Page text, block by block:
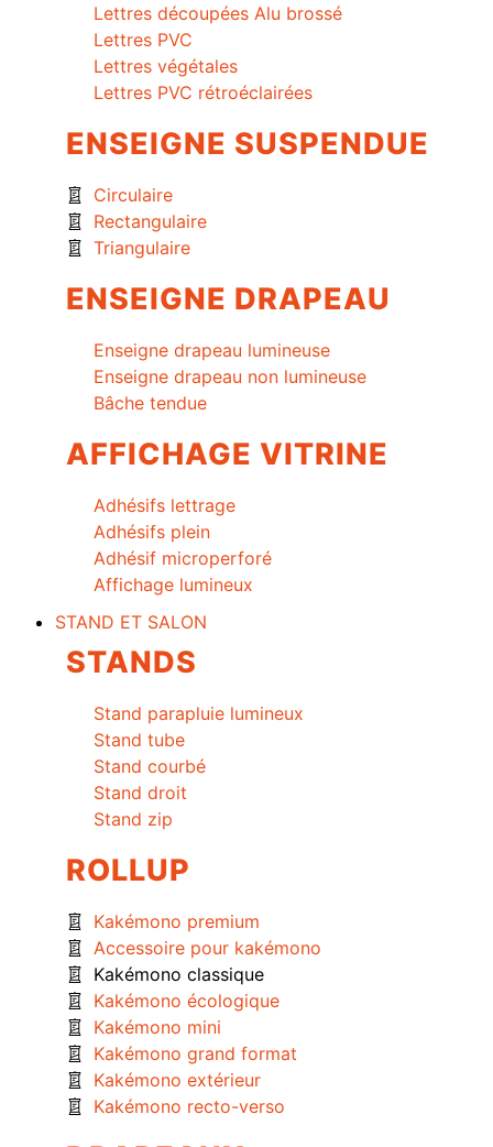
Lettres découpées Alu brossé
Lettres PVC
Lettres végétales
Lettres PVC rétroéclairées
ENSEIGNE SUSPENDUE
Circulaire
Rectangulaire
Triangulaire
ENSEIGNE DRAPEAU
Enseigne drapeau lumineuse
Enseigne drapeau non lumineuse
Bâche tendue
AFFICHAGE VITRINE
Adhésifs lettrage
Adhésifs plein
Adhésif microperforé
Affichage lumineux
STAND ET SALON
STANDS
Stand parapluie lumineux
Stand tube
Stand courbé
Stand droit
Stand zip
ROLLUP
Kakémono premium
Accessoire pour kakémono
Kakémono classique
Kakémono écologique
Kakémono mini
Kakémono grand format
Kakémono extérieur
Kakémono recto-verso